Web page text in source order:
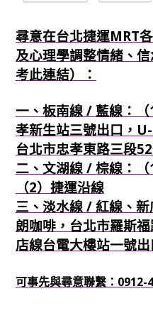
尋意在台北捷運MRT
及心理學調整情緒、
考此連結）：
一、板南線 / 藍線：
孝新生站三號出口，
台北市忠孝東路三段
二、文湖線 / 棕線：（
（2）捷運沿線
三、淡水線 / 紅線、
朗咖啡，台北市羅斯
店線台電大樓站一號出
可事先與尋意聯繫：0912-